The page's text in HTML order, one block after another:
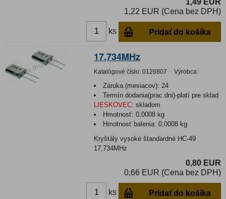
1,49 EUR
1,22 EUR (Cena bez DPH)
ks Pridať do košíka
17,734MHz
Katalógové číslo: 0126807 Výrobca:
Záruka (mesiacov): 24
Termín dodania(prac.dni)-platí pre sklad
LIESKOVEC: skladom
Hmotnosť:0,0008 kg
Hmotnosť balenia:0,0008 kg
Kryštály vysoké štandardné HC-49
17,734MHz
0,80 EUR
0,66 EUR (Cena bez DPH)
ks Pridať do košíka